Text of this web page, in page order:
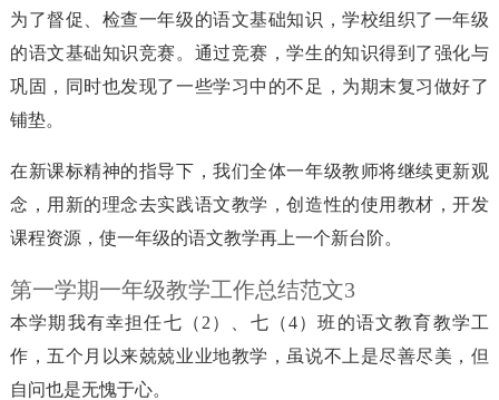
为了督促、检查一年级的语文基础知识，学校组织了一年级
的语文基础知识竞赛。通过竞赛，学生的知识得到了强化与
巩固，同时也发现了一些学习中的不足，为期末复习做好了
铺垫。
在新课标精神的指导下，我们全体一年级教师将继续更新观
念，用新的理念去实践语文教学，创造性的使用教材，开发
课程资源，使一年级的语文教学再上一个新台阶。
第一学期一年级教学工作总结范文3
本学期我有幸担任七（2）、七（4）班的语文教育教学工
作，五个月以来兢兢业业地教学，虽说不上是尽善尽美，但
自问也是无愧于心。